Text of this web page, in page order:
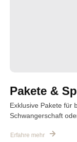
Pakete &
Exklusive Pakete für
Schwangerschaft
Erfahre mehr